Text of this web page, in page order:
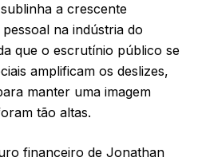
a crescente
na indústria do
que o escrutínio público se
amplificam os deslizes,
manter uma imagem
tão altas.
financeiro de Jonathan